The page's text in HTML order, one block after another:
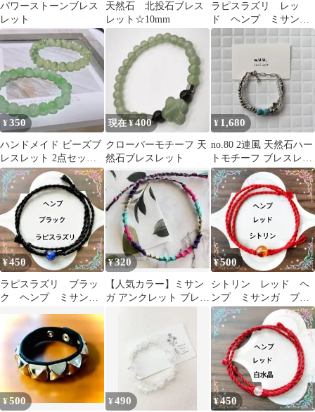
パワーストーンブレス
レット
天然石 北投石ブレス
レット☆10mm
ラピスラズリ レッ
ド ヘンプ ミサン
ガ ブレスレット ア
ンクレット
¥350
ハンドメイド ビーズブ
レスレット 2点セット
グリーン シンプル
現在 ¥400
クローバーモチーフ 天
然石ブレスレット
¥ 1,680
no.80 2連風 天然石ハー
トモチーフ ブレスレッ
ト【ターコイズ】
¥450
ラピスラズリ ブラッ
ク ヘンプ ミサン
ンクレット
¥320
【人気カラー】ミサン
ガ アンクレット ブレス
¥500
シトリン レッド ヘ
ンプ ミサンガ ブレ
スレット アンクレッ
ト
¥500 ¥490 ¥450